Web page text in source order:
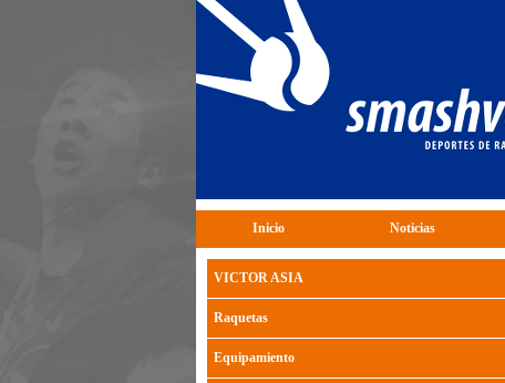
Inicio Noticias
VICTOR ASIA
Raquetas
Equipamiento